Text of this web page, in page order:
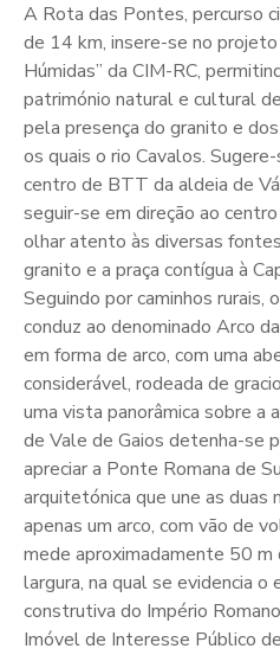
A Rota das Pontes, percurso
de 14 km, insere-se no
Húmidas” da CIM-RC,
património natural e cultural
pela presença do granito e
os quais o rio Cavalos.
centro de BTT da aldeia de
seguir-se em direção ao
olhar atento às diversas
granito e a praça contígua à
Seguindo por caminhos rurais,
conduz ao denominado Arco
em forma de arco, com uma
considerável, rodeada de
uma vista panorâmica sobre a
de Vale de Gaios detenha-se
apreciar a Ponte Romana de
arquitetónica que une as duas
apenas um arco, com vão de
mede aproximadamente 50
largura, na qual se evidencia o
construtiva do Império
Imóvel de Interesse Público